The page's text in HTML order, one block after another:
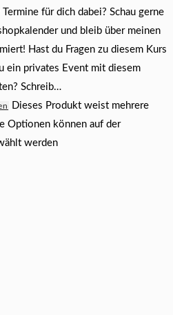
für dich dabei? Schau gerne
und bleib über meinen
Hast du Fragen zu diesem Kurs
ein privates Event mit diesem
Schreib…
Dieses Produkt weist mehrere
Optionen können auf der
werden